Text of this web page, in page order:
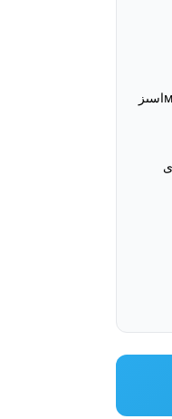
ءوندءىرءىسءىنءىڭ 44%-دان استاмىن قاмتاмاسىز